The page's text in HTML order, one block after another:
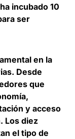
incubado 10
ser
en la
Desde
que
y acceso
Los diez
el tipo de